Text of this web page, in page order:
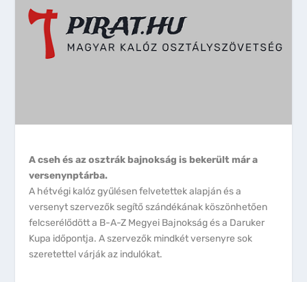
A cseh és az osztrák bajnokság is bekerült már a
versenynptárba.
A hétvégi kalóz gyűlésen felvetettek alapján és a
versenyt szervezők segítő szándékának köszönhetően
felcserélődött a B-A-Z Megyei Bajnokság és a Daruker
Kupa időpontja. A szervezők mindkét versenyre sok
szeretettel várják az indulókat.